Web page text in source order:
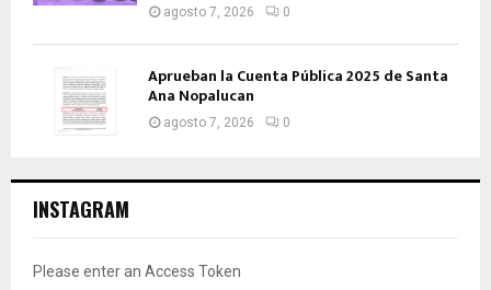
agosto 7, 2026 0
Aprueban la Cuenta Pública 2025 de Santa
Ana Nopalucan
agosto 7, 2026 0
INSTAGRAM
Please enter an Access Token